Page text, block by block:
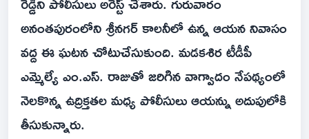
అనంతపురంలోని శ్రీనగర్ కాలనీలో ఉన్న ఆయన నివాసం
వద్ద ఈ ఘటన చోటుచేసుకుంది. మడకశిర టీడీపీ
ఎమ్మెల్యే ఎం.ఎస్. రాజుతో జరిగిన వాగ్వాదం నేపథ్యంలో
నెలకొన్న ఉద్రిక్తతల మధ్య పోలీసులు ఆయన్ను అదుపులోకి
తీసుకున్నారు.